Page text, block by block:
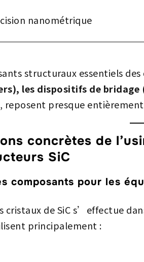
nanométrique
structuraux essentiels
les dispositifs de
, reposent presque
concrètes de
SiC
composants pour les
cristaux de SiC s’effectue
principalement :